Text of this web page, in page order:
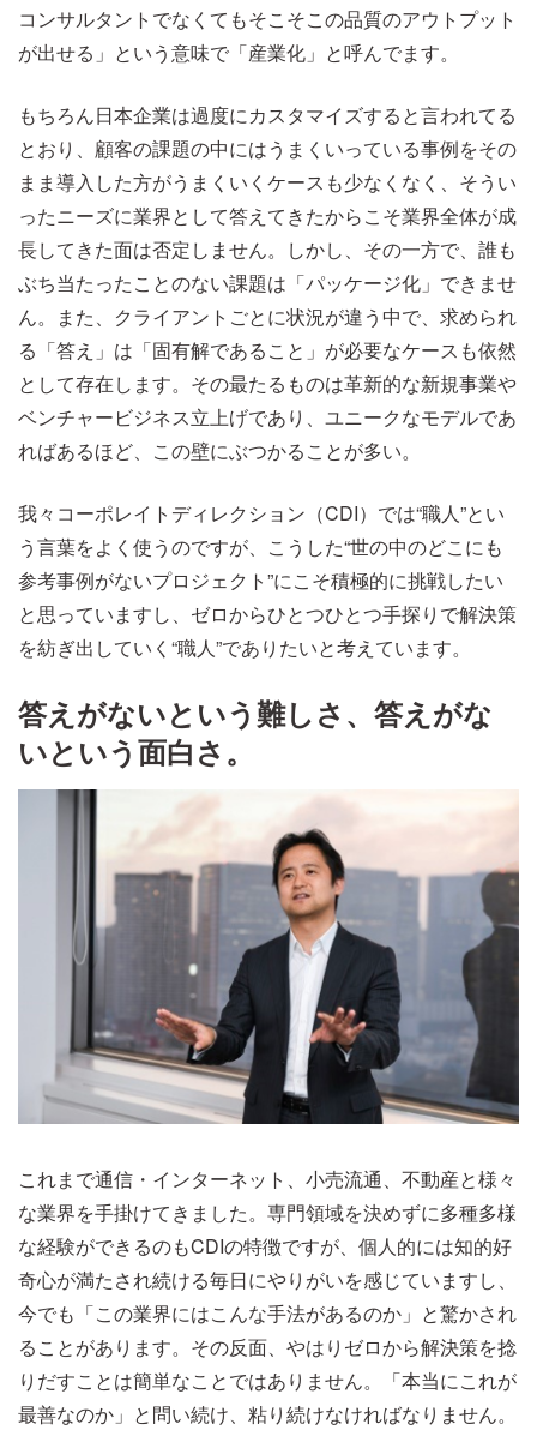
コンサルタントでなくてもそこそこの品質のアウトプット
が出せる」という意味で「産業化」と呼んでます。
もちろん日本企業は過度にカスタマイズすると言われてる
とおり、顧客の課題の中にはうまくいっている事例をその
まま導入した方がうまくいくケースも少なくなく、そうい
ったニーズに業界として答えてきたからこそ業界全体が成
長してきた面は否定しません。しかし、その一方で、誰も
ぶち当たったことのない課題は「パッケージ化」できませ
ん。また、クライアントごとに状況が違う中で、求められ
る「答え」は「固有解であること」が必要なケースも依然
として存在します。その最たるものは革新的な新規事業や
ベンチャービジネス立上げであり、ユニークなモデルであ
ればあるほど、この壁にぶつかることが多い。
我々コーポレイトディレクション（CDI）では“職人”とい
う言葉をよく使うのですが、こうした“世の中のどこにも
参考事例がないプロジェクト”にこそ積極的に挑戦したい
と思っていますし、ゼロからひとつひとつ手探りで解決策
を紡ぎ出していく“職人”でありたいと考えています。
答えがないという難しさ、答えがな
いという面白さ。
これまで通信・インターネット、小売流通、不動産と様々
な業界を手掛けてきました。専門領域を決めずに多種多様
な経験ができるのもCDIの特徴ですが、個人的には知的好
奇心が満たされ続ける毎日にやりがいを感じていますし、
今でも「この業界にはこんな手法があるのか」と驚かされ
ることがあります。その反面、やはりゼロから解決策を捻
りだすことは簡単なことではありません。「本当にこれが
最善なのか」と問い続け、粘り続けなければなりません。